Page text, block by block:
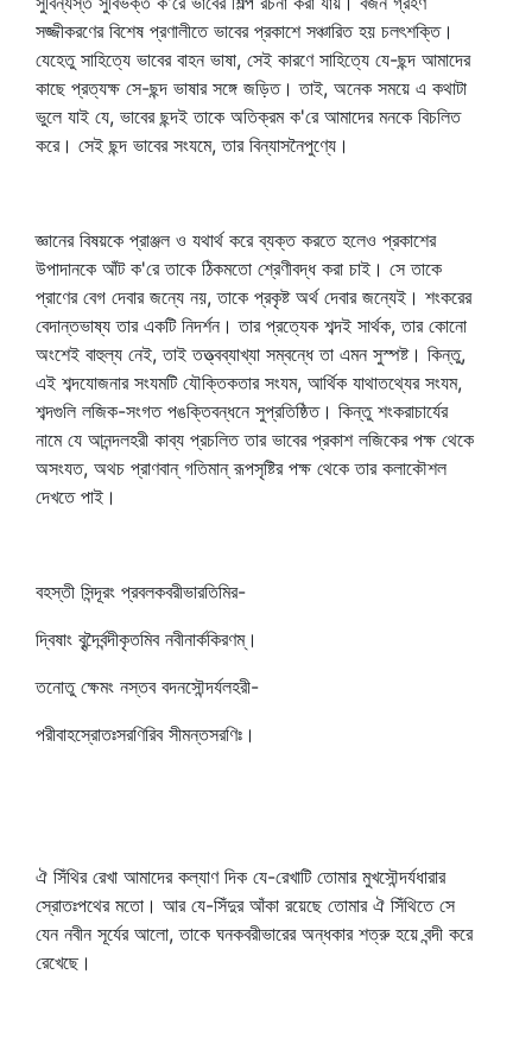
সজ্জীকরণের বিশেষ প্রণালীতে ভাবের প্রকাশে সঞ্চারিত হয় চলৎশক্তি।
যেহেতু সাহিত্যে ভাবের বাহন ভাষা, সেই কারণে সাহিত্যে যে-ছন্দ আমাদের
কাছে প্রত্যক্ষ সে-ছন্দ ভাষার সঙ্গে জড়িত। তাই, অনেক সময়ে এ কথাটা
ভুলে যাই যে, ভাবের ছন্দই তাকে অতিক্রম ক'রে আমাদের মনকে বিচলিত
করে। সেই ছন্দ ভাবের সংযমে, তার বিন্যাসনৈপুণ্যে।
জ্ঞানের বিষয়কে প্রাঞ্জল ও যথার্থ করে ব্যক্ত করতে হলেও প্রকাশের
উপাদানকে আঁট ক'রে তাকে ঠিকমতো শ্রেণীবদ্ধ করা চাই। সে তাকে
প্রাণের বেগ দেবার জন্যে নয়, তাকে প্রকৃষ্ট অর্থ দেবার জন্যেই। শংকরের
বেদান্তভাষ্য তার একটি নিদর্শন। তার প্রত্যেক শব্দই সার্থক, তার কোনো
অংশেই বাহুল্য নেই, তাই তত্ত্বব্যাখ্যা সম্বন্ধে তা এমন সুস্পষ্ট। কিন্তু,
এই শব্দযোজনার সংযমটি যৌক্তিকতার সংযম, আর্থিক যাথাতথ্যের সংযম,
শব্দগুলি লজিক-সংগত পঙক্তিবন্ধনে সুপ্রতিষ্ঠিত। কিন্তু শংকরাচার্যের
নামে যে আনন্দলহরী কাব্য প্রচলিত তার ভাবের প্রকাশ লজিকের পক্ষ থেকে
অসংযত, অথচ প্রাণবান্‌ গতিমান্‌ রূপসৃষ্টির পক্ষ থেকে তার কলাকৌশল
দেখতে পাই।
বহস্তী সিন্দূরং প্রবলকবরীভারতিমির-
দ্বিষাং বৃন্দৈর্বন্দীকৃতমিব নবীনার্ককিরণম্‌।
তনোতু ক্ষেমং নস্তব বদনসৌন্দর্যলহরী-
পরীবাহস্রোতঃসরণিরিব সীমন্তসরণিঃ।
ঐ সিঁথির রেখা আমাদের কল্যাণ দিক যে-রেখাটি তোমার মুখসৌন্দর্যধারার
স্রোতঃপথের মতো। আর যে-সিঁদুর আঁকা রয়েছে তোমার ঐ সিঁথিতে সে
যেন নবীন সূর্যের আলো, তাকে ঘনকবরীভারের অন্ধকার শত্রু হয়ে বন্দী করে
রেখেছে।